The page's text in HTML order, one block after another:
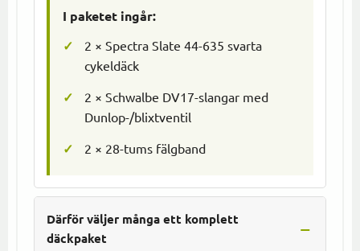
I paketet ingår:
2 × Spectra Slate 44-635 svarta
cykeldäck
2 × Schwalbe DV17-slangar med
Dunlop-/blixtventil
2 × 28-tums fälgband
Därför väljer många ett komplett
däckpaket